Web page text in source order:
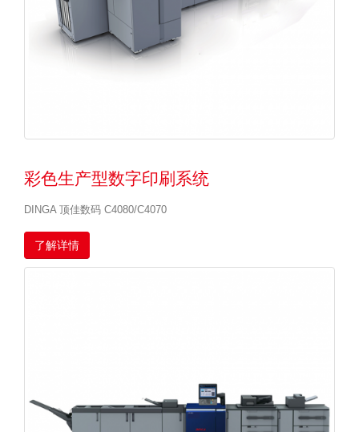
彩色生产型数字印刷系统
DINGA 顶佳数码 C4080/C4070
了解详情